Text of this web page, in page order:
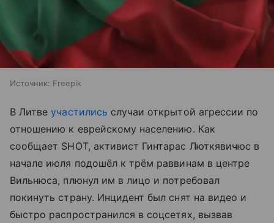
Источник: Freepik
В Литвеучастились случаи открытой агрессии по
отношению к еврейскому населению. Как
сообщает SHOT, активист Гинтарас Люткявичюс в
начале июля подошёл к трём раввинам в центре
Вильнюса, плюнул им в лицо и потребовал
покинуть страну. Инцидент был снят на видео и
быстро распространился в соцсетях, вызвав